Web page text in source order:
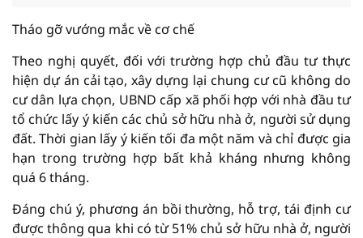
Tháo gỡ vướng mắc về cơ chế
Theo nghị quyết, đối với trường hợp chủ đầu tư thực
hiện dự án cải tạo, xây dựng lại chung cư cũ không do
cư dân lựa chọn, UBND cấp xã phối hợp với nhà đầu tư
tổ chức lấy ý kiến các chủ sở hữu nhà ở, người sử dụng
đất. Thời gian lấy ý kiến tối đa một năm và chỉ được gia
hạn trong trường hợp bất khả kháng nhưng không
quá 6 tháng.
Đáng chú ý, phương án bồi thường, hỗ trợ, tái định cư
được thông qua khi có từ 51% chủ sở hữu nhà ở, người